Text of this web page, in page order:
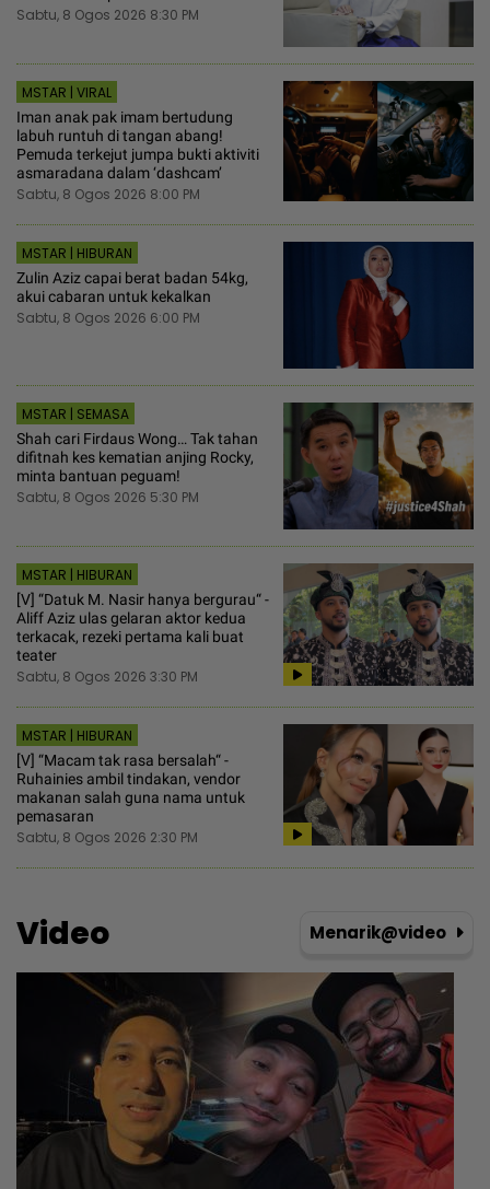
Sabtu, 8 Ogos 2026 8:30 PM
MSTAR | VIRAL
Iman anak pak imam bertudung
labuh runtuh di tangan abang!
Pemuda terkejut jumpa bukti aktiviti
asmaradana dalam ‘dashcam’
Sabtu, 8 Ogos 2026 8:00 PM
MSTAR | HIBURAN
Zulin Aziz capai berat badan 54kg,
akui cabaran untuk kekalkan
Sabtu, 8 Ogos 2026 6:00 PM
MSTAR | SEMASA
Shah cari Firdaus Wong… Tak tahan
difitnah kes kematian anjing Rocky,
minta bantuan peguam!
Sabtu, 8 Ogos 2026 5:30 PM
MSTAR | HIBURAN
[V] “Datuk M. Nasir hanya bergurau“ -
Aliff Aziz ulas gelaran aktor kedua
terkacak, rezeki pertama kali buat
teater
Sabtu, 8 Ogos 2026 3:30 PM
MSTAR | HIBURAN
[V] “Macam tak rasa bersalah“ -
Ruhainies ambil tindakan, vendor
makanan salah guna nama untuk
pemasaran
Sabtu, 8 Ogos 2026 2:30 PM
Video Menarik@video